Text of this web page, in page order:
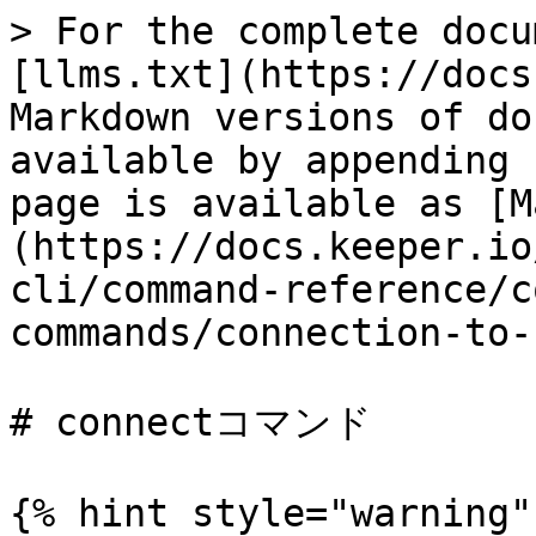
> For the complete
[llms.txt](https://
Markdown versions of
available by
page is available as
(https://docs.keeper.io/
cli/command-reference/
commands/connection-
# connectコマンド
{% hint style="warning"